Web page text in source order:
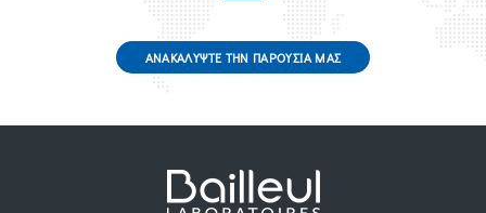
ΑΝΑΚΑΛΥΨΤΕ ΤΗΝ ΠΑΡΟΥΣΙΑ ΜΑΣ